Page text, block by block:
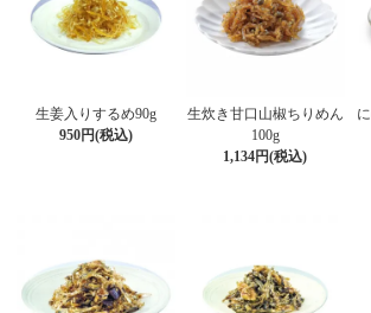
生姜入りするめ90g
950円(税込)
生炊き甘口山椒ちりめん
100g
1,134円(税込)